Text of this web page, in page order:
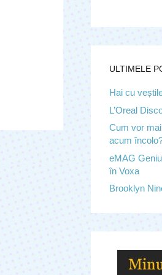
ULTIMELE
Hai cu
L’Oreal
Cum vor
acum
eMAG
în Voxa
Brooklyn